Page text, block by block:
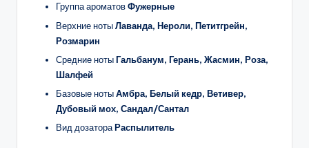
Группа ароматовФужерные
Верхние нотыЛаванда, Нероли, Петитгрейн,
Розмарин
Средние нотыГальбанум, Герань, Жасмин, Роза,
Шалфей
Базовые нотыАмбра, Белый кедр, Ветивер,
Дубовый мох, Сандал/Сантал
Вид дозатораРаспылитель